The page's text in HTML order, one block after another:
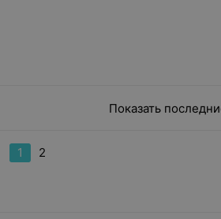
Показать
1 2